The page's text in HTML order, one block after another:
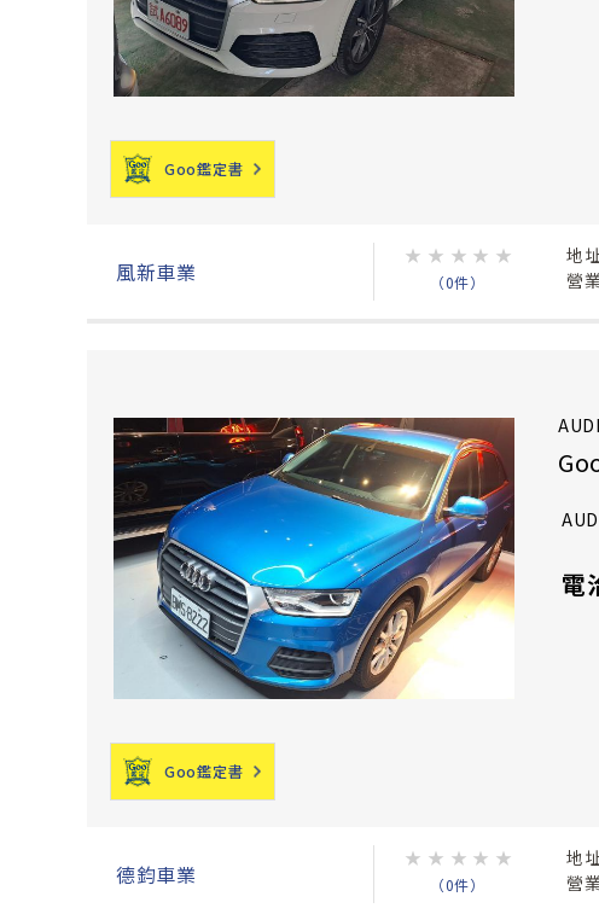
Goo鑑定書
風新車業
★ ★ ★ ★ ★
（0件）
地
營
電
Goo鑑定書
德鈞車業
★ ★ ★ ★ ★
（0件）
地
營